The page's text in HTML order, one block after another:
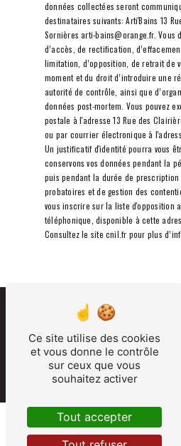
données collectées seront
destinataires suivants: Arti'Bains 13
Sornières arti-bains@orange.fr. Vous
d’accès, de rectification,
limitation, d’opposition, de retrait de
moment et du droit d’introduire une
autorité de contrôle, ainsi que
données post-mortem. Vous pouvez
postale à l'adresse 13 Rue des
ou par courrier électronique à
Un justificatif d'identité pourra vous
conservons vos données pendant la
puis pendant la durée de prescription
probatoires et de gestion des
vous inscrire sur la liste d'opposition
téléphonique, disponible à cette
Consultez le site cnil.fr pour plus
RECHERCHES
Vistalid- 2026 - Tous droits
Gestion des
Ce site utilise des cookies
et vous donne le contrôle
sur ceux que vous
souhaitez activer
Tout accepter